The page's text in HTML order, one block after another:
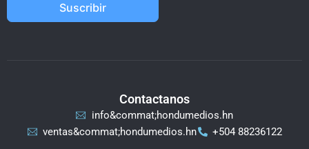
Suscribir
Contactanos
info&commat;hondumedios.hn
ventas&commat;hondumedios.hn
+504 88236122